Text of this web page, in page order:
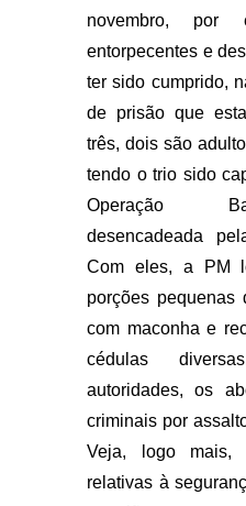
novembro, por
entorpecentes e
ter sido cumprido,
de prisão que
três, dois são
tendo o trio sido
Operação
desencadeada
Com eles, a PM
porções pequenas
com maconha e
cédulas
autoridades, os
criminais por
Veja, logo mais,
relativas à